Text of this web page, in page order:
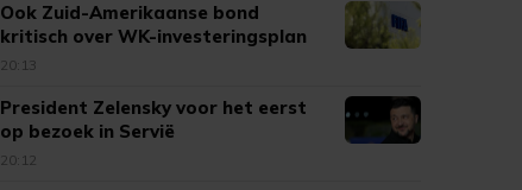
Ook Zuid-Amerikaanse bond
kritisch over WK-investeringsplan
FIFA
20:13
President Zelensky voor het eerst
op bezoek in Servië
20:12